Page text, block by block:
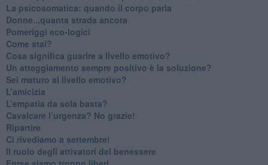
La psicosomatica: quando il corpo parla
Donne...quanta strada ancora
​Pomeriggi eco-logici
​Come stai?
Cosa significa guarire a livello emotivo?
​Un atteggiamento sempre positivo è la soluzione?
​Sei maturo al livello emotivo?
​L’amicizia
​L’empatia da sola basta?
​Cavalcare l’urgenza? No grazie!
Ripartire
​Ci rivediamo a settembre!
​Il ruolo degli attivatori del benessere